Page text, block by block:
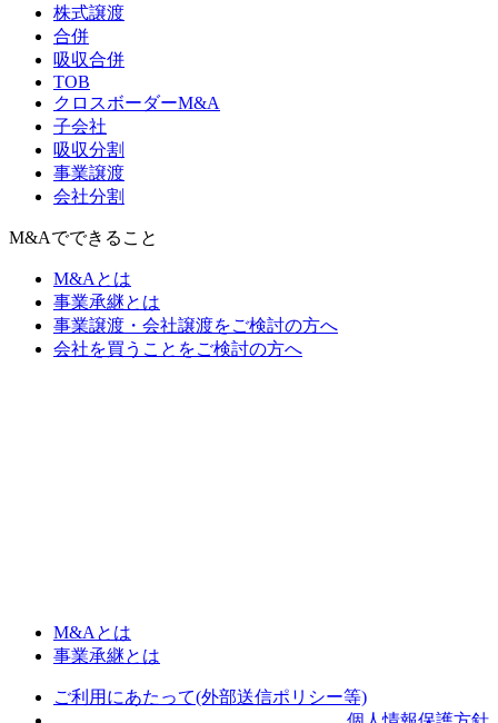
株式譲渡
合併
吸収合併
TOB
クロスボーダーM&A
子会社
吸収分割
事業譲渡
会社分割
M&Aでできること
M&Aとは
事業承継とは
事業譲渡・会社譲渡をご検討の方へ
会社を買うことをご検討の方へ
M&Aとは
事業承継とは
ご利用にあたって(外部送信ポリシー等)